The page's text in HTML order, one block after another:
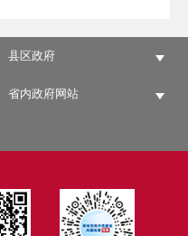
县区政府
省内政府网站